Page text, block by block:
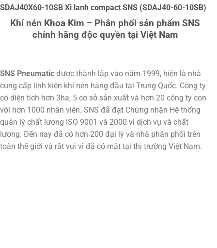
SDAJ40X60-10SB Xi lanh compact SNS (SDAJ40-60-10SB)
Khí nén Khoa Kim – Phân phối sản phẩm SNS
chính hãng độc quyền tại Việt Nam
SNS Pneumatic được thành lập vào năm 1999, hiện là nhà
cung cấp linh kiện khí nén hàng đầu tại Trung Quốc. Công ty
có diện tích hơn 3ha, 5 cơ sở sản xuất và hơn 20 công ty con
với hơn 1000 nhân viên. SNS đã đạt Chứng nhận Hệ thống
quản lý chất lượng ISO 9001 và 2000 vì dịch vụ và chất
lượng. Đến nay đã có hơn 200 đại lý và nhà phân phối trên
toàn thế giới và rất vui vì đã có mặt tại thị trường Việt Nam.